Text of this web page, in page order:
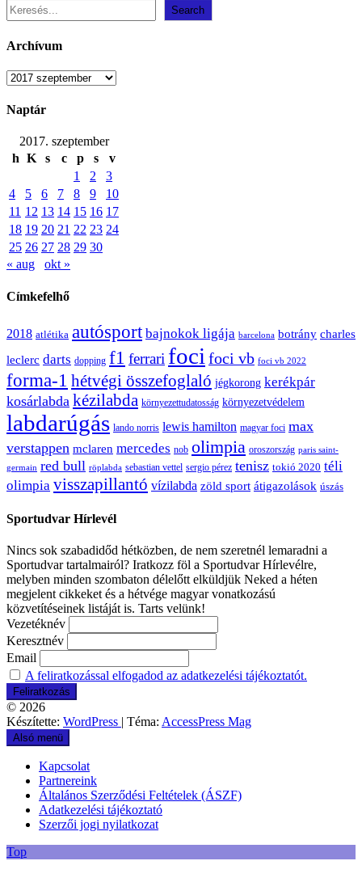
Search
Archívum
Archívum
Naptár
2017. szeptember
h K s c p s
v
1
2
3
4
5 6 7 8 9
10
11 12 13 14 15 16 17
18 19 20 21 22 23 24
25 26 27 28 29 30
« aug
okt »
Címkefelhő
2018 atlétika autósport bajnokok ligája barcelona botrány charles
leclerc darts dopping f1 ferrari foci foci vb foci vb 2022
forma-1 hétvégi összefoglaló jégkorong kerékpár
kosárlabda kézilabda környezettudatosság környezetvédelem
labdarúgás lando norris lewis hamilton magyar foci max
verstappen mclaren mercedes nob olimpia oroszország paris saint-
germain red bull röplabda sebastian vettel sergio pérez tenisz tokió 2020 téli
olimpia visszapillantó vízilabda zöld sport átigazolások úszás
Sportudvar Hírlevél
Nincs sok szabadidőd hétközben, de nem szeretnél lemaradni a
Sportudvar tartalmairól? Iratkozz föl a Sportudvar Hírlevélre,
melyben minden szombaton délelőtt elküldjük Neked a héten
megjelent cikkeket és a hétvége magyar vonatkozású
közvetítéseinek listáját is. Tarts velünk!
Vezetéknév
Keresztnév
Email
A feliratkozással elfogadod az adatkezelési tájékoztatót.
© 2026
Készítette: WordPress | Téma: AccessPress Mag
Alsó menü
Kapcsolat
Partnereink
Általános Szerződési Feltételek (ÁSZF)
Adatkezelési tájékoztató
Szerzői jogi nyilatkozat
Top